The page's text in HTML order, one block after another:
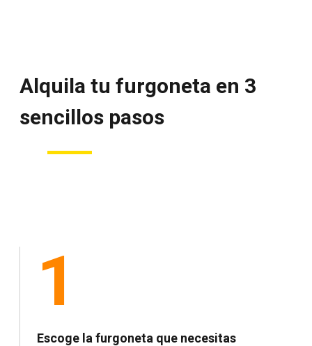
Alquila tu furgoneta en 3
sencillos pasos
1
Escoge la furgoneta que necesitas